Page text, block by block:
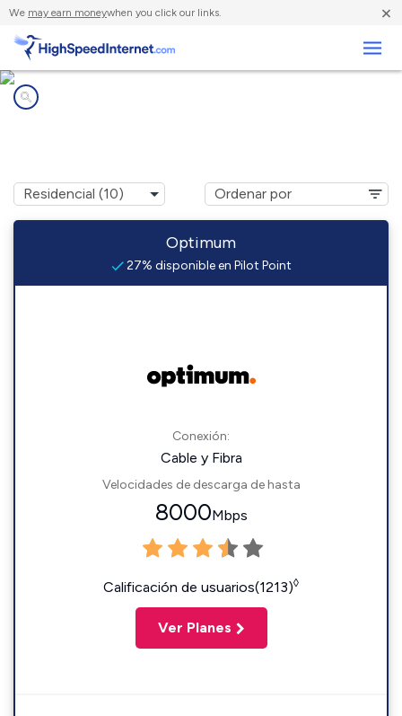
We may earn moneywhen you click our links. ×
Optimum
27% disponible en Pilot Point
Conexión:
Cable y Fibra
Velocidades de descarga de hasta
8000Mbps
Calificación de usuarios(1213)◊
Ver Planes